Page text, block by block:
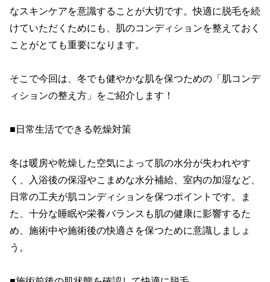
なスキンケアを意識することが大切です。快適に脱毛を続
けていただくためにも、肌のコンディションを整えておく
ことがとても重要になります。
そこで今回は、冬でも健やかな肌を保つための「肌コンデ
ィションの整え方」をご紹介します！
■日常生活でできる乾燥対策
冬は暖房や乾燥した空気によって肌の水分が失われやす
く、入浴後の保湿やこまめな水分補給、室内の加湿など、
日常の工夫が肌コンディションを保つポイントです。ま
た、十分な睡眠や栄養バランスも肌の健康に影響するた
め、施術中や施術後の快適さを保つために意識しましょ
う。